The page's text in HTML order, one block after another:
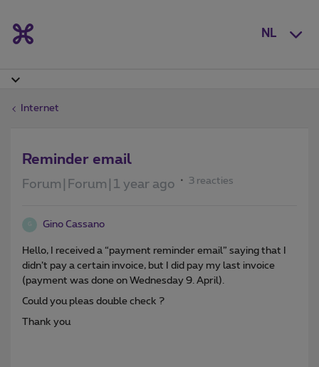
NL
Internet
Reminder email
Forum|Forum|1 year ago 3 reacties
G Gino Cassano
Hello, I received a “payment reminder email” saying that I
didn’t pay a certain invoice, but I did pay my last invoice
(payment was done on Wednesday 9. April).
Could you pleas double check ?
Thank you